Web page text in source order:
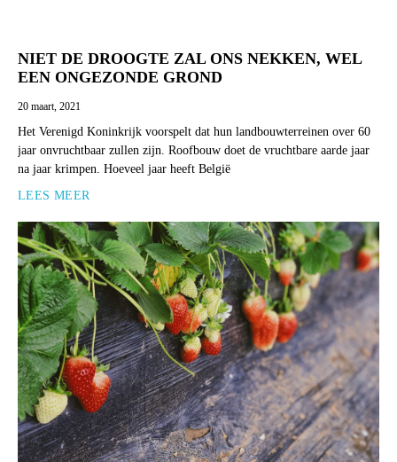
NIET DE DROOGTE ZAL ONS NEKKEN, WEL
EEN ONGEZONDE GROND
20 maart, 2021
Het Verenigd Koninkrijk voorspelt dat hun landbouwterreinen over 60
jaar onvruchtbaar zullen zijn. Roofbouw doet de vruchtbare aarde jaar
na jaar krimpen. Hoeveel jaar heeft België
LEES MEER